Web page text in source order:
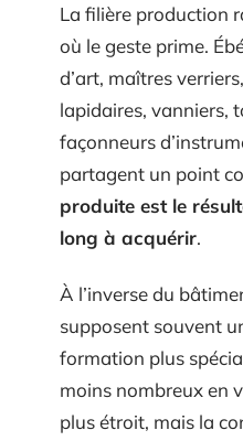
La filière production
où le geste prime.
d’art, maîtres
lapidaires, vanniers,
façonneurs
partagent un point
produite est le
long à acquérir.
À l’inverse du
supposent souvent
formation plus
moins nombreux en
plus étroit, mais la